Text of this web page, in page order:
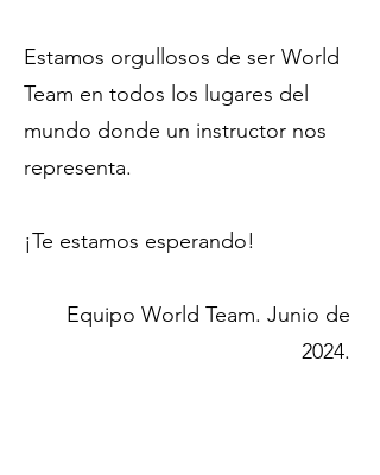
Estamos orgullosos de ser World
Team en todos los lugares del
mundo donde un instructor nos
representa.
¡Te estamos esperando!
Equipo World Team. Junio de
2024.